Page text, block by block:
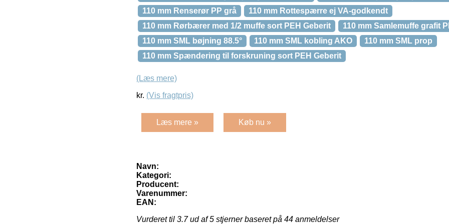
110 mm Renserør PP grå
110 mm Rottespærre ej VA-godkendt
110 mm Rørbærer med 1/2 muffe sort PEH Geberit
110 mm Samlemuffe grafit
110 mm SML bøjning 88.5°
110 mm SML kobling AKO
110 mm SML prop
110 mm Spændering til forskruning sort PEH Geberit
(Læs mere)
kr. (Vis fragtpris)
Læs mere » Køb nu »
Navn:
Kategori:
Producent:
Varenummer:
EAN:
Vurderet til 3.7ud af 5 stjerner baseret på 44 anmeldelser